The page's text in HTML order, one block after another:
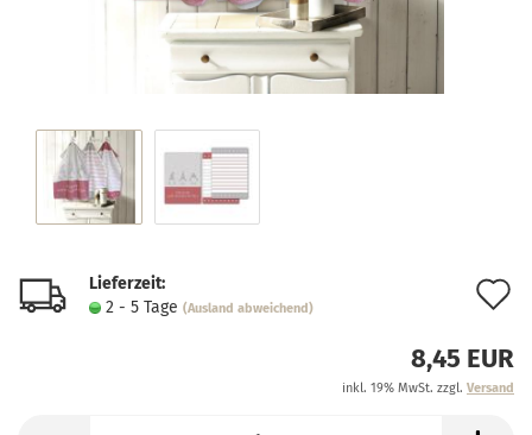
Lieferzeit:
2 - 5 Tage (Ausland abweichend)
8,45 EUR
inkl. 19% MwSt. zzgl. Versand